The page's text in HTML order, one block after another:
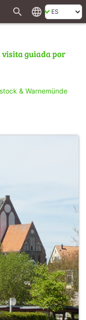
search language
visita guiada por
& Warnemünde